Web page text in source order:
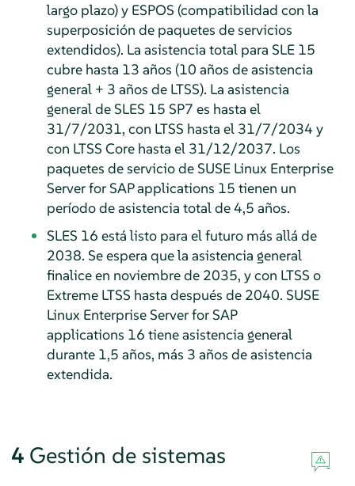
largo plazo) y ESPOS (compatibilidad con la
superposición de paquetes de servicios
extendidos). La asistencia total para SLE 15
cubre hasta 13 años (10 años de asistencia
general + 3 años de LTSS). La asistencia
general de SLES 15 SP7 es hasta el
31/7/2031, con LTSS hasta el 31/7/2034 y
con LTSS Core hasta el 31/12/2037. Los
paquetes de servicio de SUSE Linux Enterprise
Server for SAP applications 15 tienen un
período de asistencia total de 4,5 años.
SLES 16 está listo para el futuro más allá de
2038. Se espera que la asistencia general
finalice en noviembre de 2035, y con LTSS o
Extreme LTSS hasta después de 2040. SUSE
Linux Enterprise Server for SAP
applications 16 tiene asistencia general
durante 1,5 años, más 3 años de asistencia
extendida.
4 Gestión de sistemas